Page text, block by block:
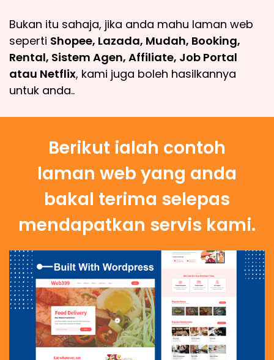
Bukan itu sahaja, jika anda mahu laman web
seperti Shopee, Lazada, Mudah, Booking,
Rental, Sistem Agen, Affiliate, Job Portal
atau Netflix, kami juga boleh hasilkannya
untuk anda..
Berikut ialah contoh
laman web yang anda
bakal terima selepas
mendapatkan servis kami.